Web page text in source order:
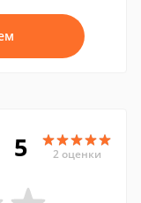
5 2 оценки